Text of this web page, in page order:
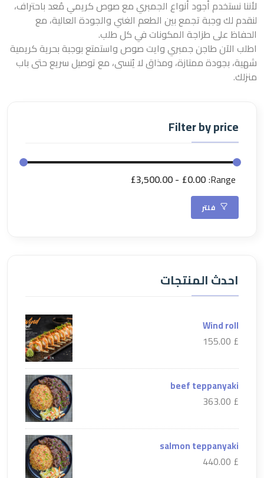
لأننا نستخدم أجود أنواع الجمبري مع صوص كريمي مُعد باحتراف،
لنقدم لك وجبة تجمع بين الطعم الغني والجودة العالية، مع
الحفاظ على طزاجة المكونات في كل طلب.
اطلب الآن طاجن جمبري وايت صوص واستمتع بوجبة بحرية كريمية
شهية، بجودة ممتازة، ومذاق لا يُنسى، مع توصيل سريع حتى باب
منزلك.
Filter by price
Range:
£0.00
£3,500.00
فلتر
احدث المنتجات
Wind roll
£ 155.00
beef teppanyaki
£ 363.00
salmon teppanyaki
£ 440.00